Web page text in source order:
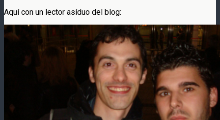
Aquí con un lector asíduo del blog: